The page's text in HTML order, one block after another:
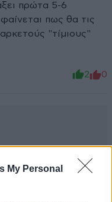
My Personal
πρώτα 5-6
πως θα τις
"τίμιους"
2 0